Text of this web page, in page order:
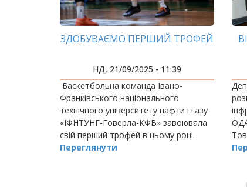
ЗДОБУВАЄМО ПЕРШИЙ ТРОФЕЙ
НД, 21/09/2025 - 11:39
Баскетбольна команда Івано-
Франківського національного
технічного університету нафти і газу
«ІФНТУНГ-Говерла-КФВ» завоювала
свій перший трофей в цьому році.
Переглянути